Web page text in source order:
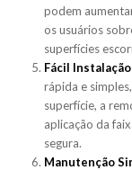
podem
os usuários
superfícies
Fácil Instalação
rápida e
superfície, a
aplicação da
segura.
Manutenção